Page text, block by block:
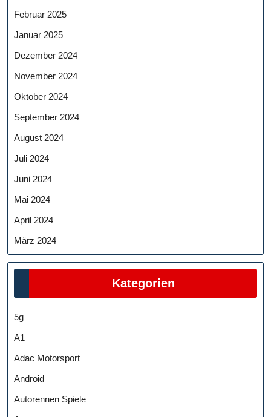
Februar 2025
Januar 2025
Dezember 2024
November 2024
Oktober 2024
September 2024
August 2024
Juli 2024
Juni 2024
Mai 2024
April 2024
März 2024
Kategorien
5g
A1
Adac Motorsport
Android
Autorennen Spiele